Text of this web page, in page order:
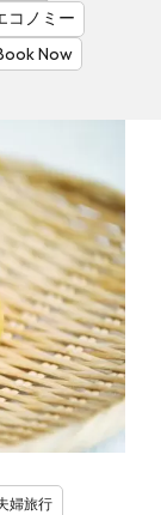
コノミー
Now
婦旅行